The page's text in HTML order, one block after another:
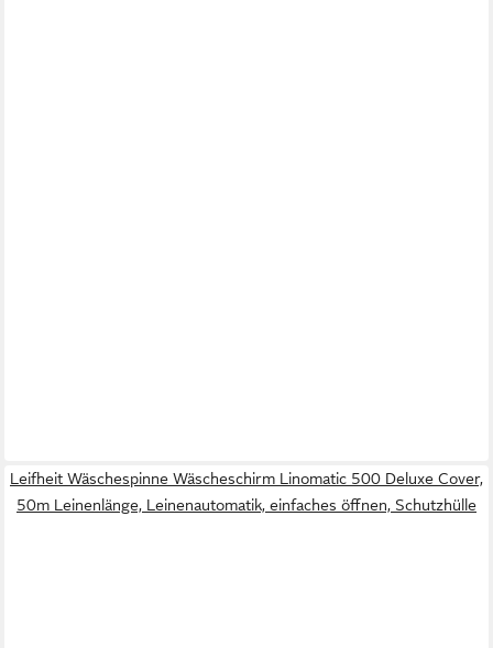
Leifheit Wäschespinne Wäscheschirm Linomatic 500 Deluxe Cover,
50m Leinenlänge, Leinenautomatik, einfaches öffnen, Schutzhülle